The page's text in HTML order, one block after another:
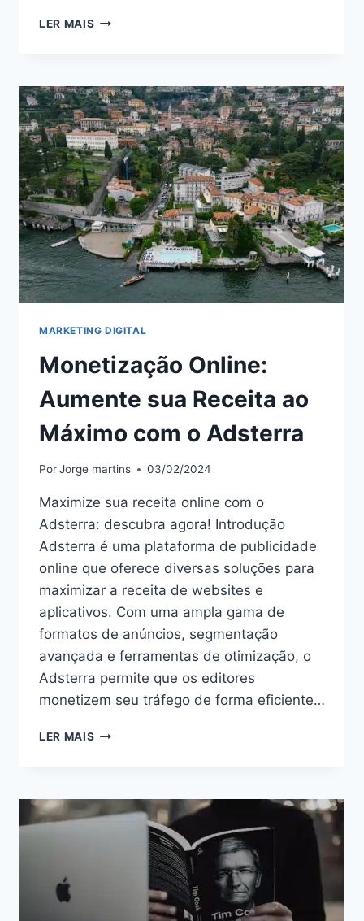
LER MAIS VIVER
2024:
DESCUBRA
COMO
ALCANÇAR
A
INDEPENDÊNCIA
FINANCEIRA
ONLINE
MARKETING DIGITAL
Monetização Online:
Aumente sua Receita ao
Máximo com o Adsterra
PorJorge martins 03/02/2024
Maximize sua receita online com o
Adsterra: descubra agora! Introdução
Adsterra é uma plataforma de publicidade
online que oferece diversas soluções para
maximizar a receita de websites e
aplicativos. Com uma ampla gama de
formatos de anúncios, segmentação
avançada e ferramentas de otimização, o
Adsterra permite que os editores
monetizem seu tráfego de forma eficiente…
LER MAIS MONETIZAÇÃO
RECEITA
AO
ADSTERRA